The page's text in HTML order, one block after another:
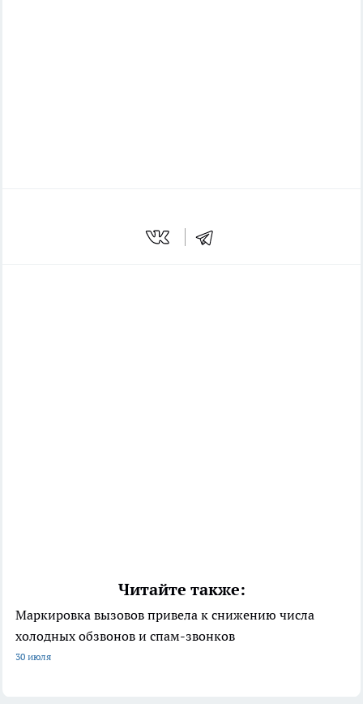
Читайте также:
Маркировка вызовов привела к снижению числа
холодных обзвонов и спам-звонков
30 июля